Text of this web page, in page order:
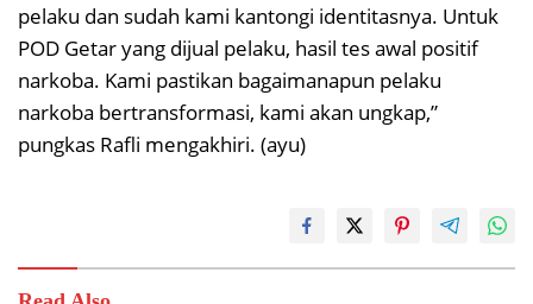
pelaku dan sudah kami kantongi identitasnya. Untuk
POD Getar yang dijual pelaku, hasil tes awal positif
narkoba. Kami pastikan bagaimanapun pelaku
narkoba bertransformasi, kami akan ungkap,”
pungkas Rafli mengakhiri. (ayu)